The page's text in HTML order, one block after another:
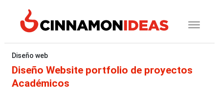
Diseño web
Diseño Website portfolio de proyectos
Académicos